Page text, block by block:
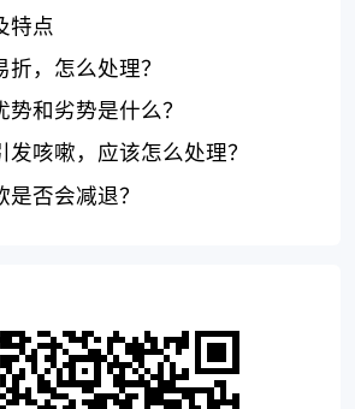
特点
，怎么处理？
和劣势是什么？
咳嗽，应该怎么处理？
否会减退？